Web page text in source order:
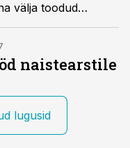
ja on
kaitsja, kes
naistearstile
lugusid